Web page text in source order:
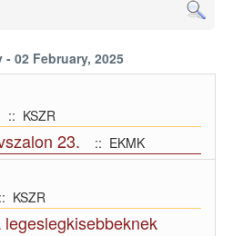
- 02 February, 2025
:: KSZR
23. :: EKMK
:: KSZR